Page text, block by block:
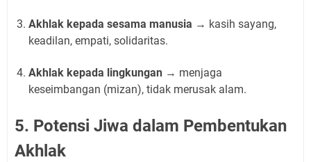
Akhlak kepada sesama manusia → kasih sayang,
keadilan, empati, solidaritas.
Akhlak kepada lingkungan → menjaga
keseimbangan (mizan), tidak merusak alam.
5. Potensi Jiwa dalam Pembentukan
Akhlak